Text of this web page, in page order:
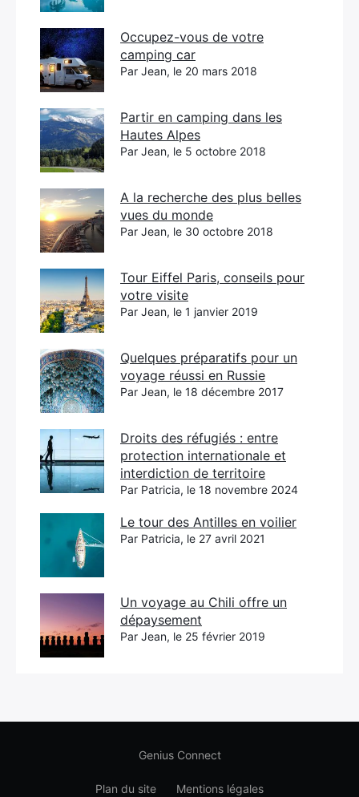
Occupez-vous de votre
camping car
Par Jean, le 20 mars 2018
Partir en camping dans les
Hautes Alpes
Par Jean, le 5 octobre 2018
A la recherche des plus belles
vues du monde
Par Jean, le 30 octobre 2018
Tour Eiffel Paris, conseils pour
votre visite
Par Jean, le 1 janvier 2019
Quelques préparatifs pour un
voyage réussi en Russie
Par Jean, le 18 décembre 2017
Droits des réfugiés : entre
protection internationale et
interdiction de territoire
Par Patricia, le 18 novembre 2024
Le tour des Antilles en voilier
Par Patricia, le 27 avril 2021
Un voyage au Chili offre un
dépaysement
Par Jean, le 25 février 2019
Genius Connect
Plan du site Mentions légales